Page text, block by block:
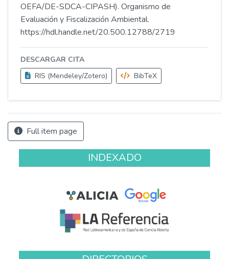
OEFA/DE-SDCA-CIPASH). Organismo de
Evaluación y Fiscalización Ambiental.
https://hdl.handle.net/20.500.12788/2719
DESCARGAR CITA
RIS (Mendeley/Zotero)
BibTeX
Full item page
INDEXADO